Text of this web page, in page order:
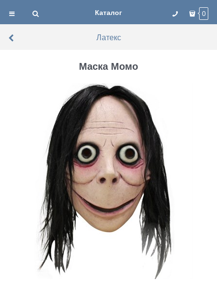
Каталог 0
Латекс
Маска Момо